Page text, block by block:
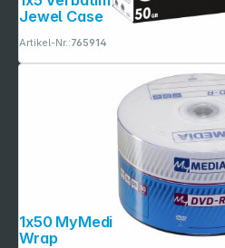
Jewel Case
Artikel-Nr.:765914
1x50 MyMedia DVD-R 4,7GB 16x Speed matt silver
Wrap
Copyright © 2001 - 2026